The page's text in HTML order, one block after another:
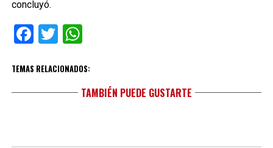
concluyó.
Facebook
TwitterWhatsApp
TEMAS RELACIONADOS:
TAMBIÉN PUEDE GUSTARTE